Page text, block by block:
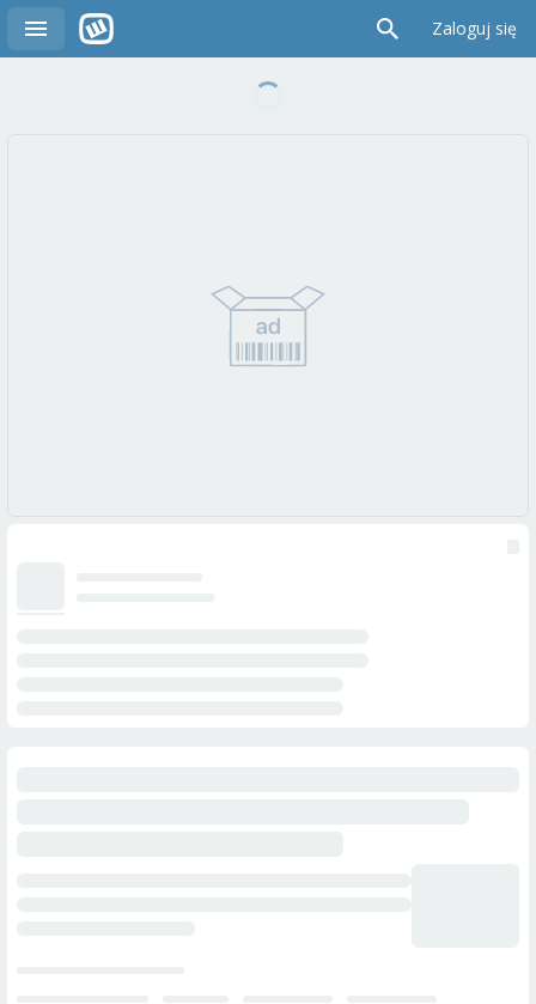
Zaloguj się